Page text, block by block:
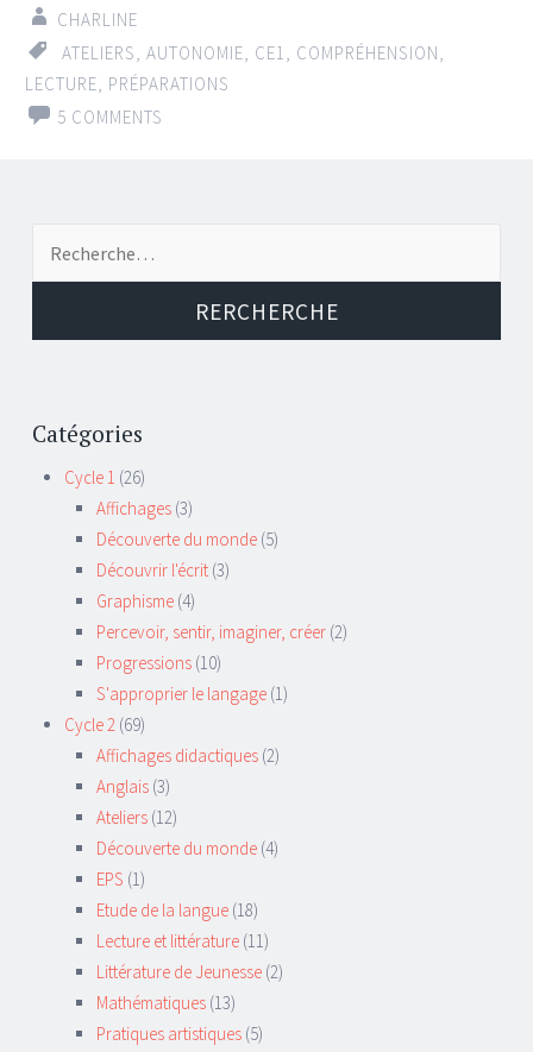
CHARLINE
ATELIERS, AUTONOMIE, CE1, COMPRÉHENSION,
LECTURE, PRÉPARATIONS
5 COMMENTS
Catégories
Cycle 1 (26)
Affichages (3)
Découverte du monde (5)
Découvrir l'écrit (3)
Graphisme (4)
Percevoir, sentir, imaginer, créer (2)
Progressions (10)
S'approprier le langage (1)
Cycle 2 (69)
Affichages didactiques (2)
Anglais (3)
Ateliers (12)
Découverte du monde (4)
EPS (1)
Etude de la langue (18)
Lecture et littérature (11)
Littérature de Jeunesse (2)
Mathématiques (13)
Pratiques artistiques (5)